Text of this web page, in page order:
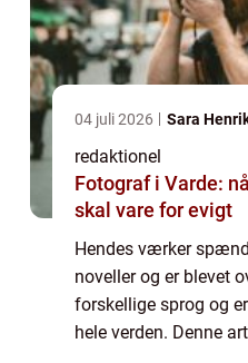
04 juli 2026 Sara
redaktionel
Fotograf i Varde:
skal vare for evigt
Hendes værker
noveller og er blevet
forskellige sprog og
hele verden. Denne